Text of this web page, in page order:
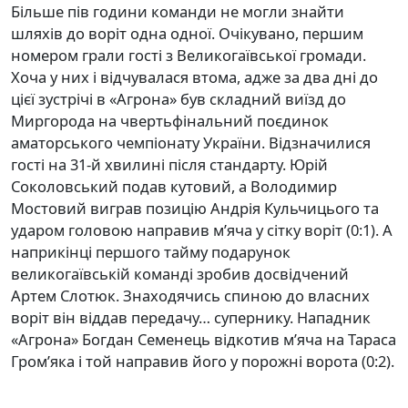
Більше пів години команди не могли знайти
шляхів до воріт одна одної. Очікувано, першим
номером грали гості з Великогаївської громади.
Хоча у них і відчувалася втома, адже за два дні до
цієї зустрічі в «Агрона» був складний виїзд до
Миргорода на чвертьфінальний поєдинок
аматорського чемпіонату України. Відзначилися
гості на 31-й хвилині після стандарту. Юрій
Соколовський подав кутовий, а Володимир
Мостовий виграв позицію Андрія Кульчицього та
ударом головою направив м’яча у сітку воріт (0:1). А
наприкінці першого тайму подарунок
великогаївській команді зробив досвідчений
Артем Слотюк. Знаходячись спиною до власних
воріт він віддав передачу… супернику. Нападник
«Агрона» Богдан Семенець відкотив м’яча на Тараса
Гром’яка і той направив його у порожні ворота (0:2).